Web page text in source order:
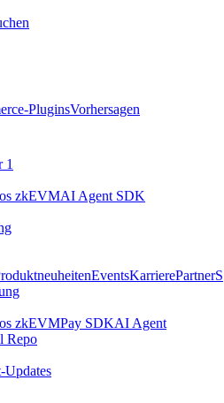
PluginsVorhersagen
1
zkEVMAI Agent SDK
EventsKarrierePartnerS
zkEVMPay SDKAI Agent
Repo
Updates